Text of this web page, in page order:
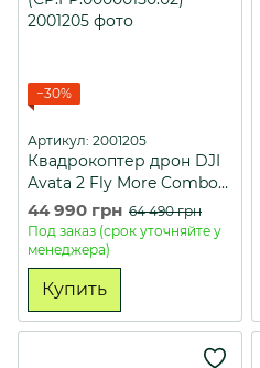
−30%
Артикул: 2001205
Квадрокоптер дрон DJI
Avata 2 Fly More Combo
Drone Single Battery
(CP.FP.00000150.02)
44 990 грн 64 490 грн
Под заказ (срок уточняйте у
менеджера)
Купить